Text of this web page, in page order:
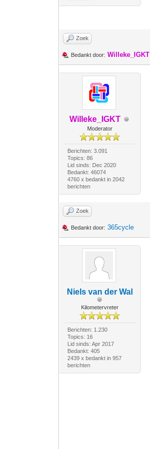
Zoek
Bedankt door: Willeke_IGKT
Willeke_IGKT
Moderator
Berichten: 3.091
Topics: 86
Lid sinds: Dec 2020
Bedankt: 46074
4760 x bedankt in 2042
berichten
Zoek
Bedankt door: 365cycle
Niels van der Wal
Kilometervreter
Berichten: 1.230
Topics: 16
Lid sinds: Apr 2017
Bedankt: 405
2439 x bedankt in 957
berichten